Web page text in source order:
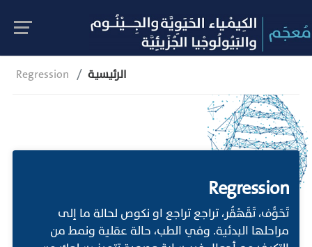
Regression الرئيسية
Regression
تَحَوُّف، تَقَهْقُر، تراجع تراجع او نكوص لحالة ما إلى
مراحلها البدئية. وفي الطب، حالة عقلية ونمط من